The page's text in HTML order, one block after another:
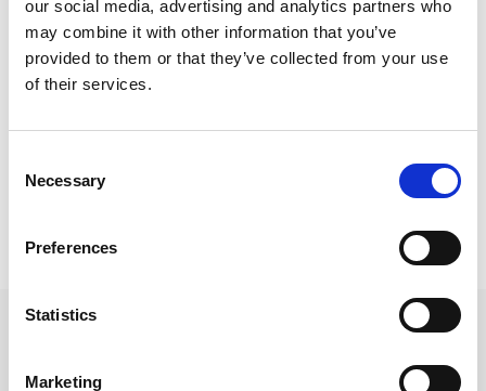
our social media, advertising and analytics partners who
may combine it with other information that you’ve
provided to them or that they’ve collected from your use
of their services.
Selection
Necessary
Preferences
Statistics
Marketing
Kalendrar & almanackor för 2027 /
Kontorskalender
Kalendrar & almanackor för 2027 /Kalender A5
Lägsta pris senaste 30 dagarna är 399 kr (2026-08-07)